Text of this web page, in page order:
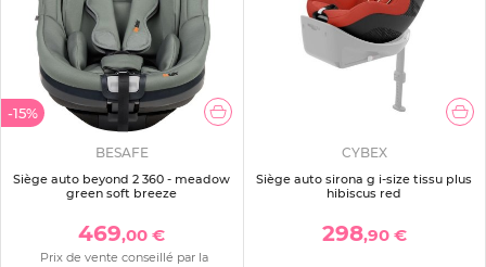
-15%
BESAFE
Siège auto beyond 2 360 - meadow
green soft breeze
469,00 €
Prix de vente conseillé par la
CYBEX
Siège auto sirona g i-size tissu plus
hibiscus red
298,90 €